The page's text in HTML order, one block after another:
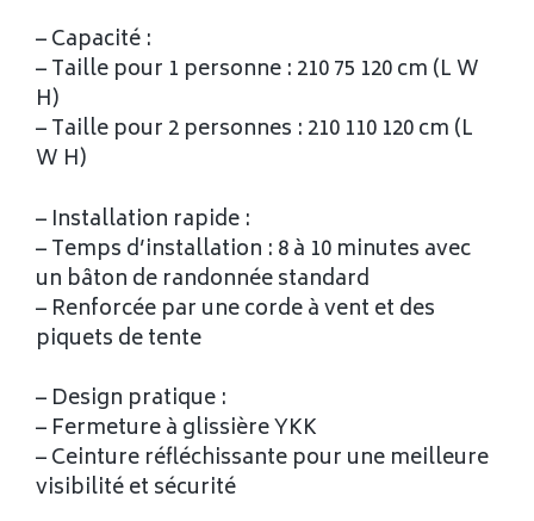
– Capacité :
– Taille pour 1 personne : 210 75 120 cm (L W
H)
– Taille pour 2 personnes : 210 110 120 cm (L
W H)
– Installation rapide :
– Temps d’installation : 8 à 10 minutes avec
un bâton de randonnée standard
– Renforcée par une corde à vent et des
piquets de tente
– Design pratique :
– Fermeture à glissière YKK
– Ceinture réfléchissante pour une meilleure
visibilité et sécurité